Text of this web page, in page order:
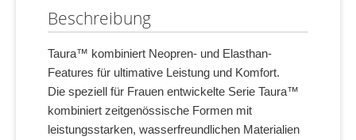
Beschreibung
Taura™ kombiniert Neopren- und Elasthan-
Features für ultimative Leistung und Komfort.
Die speziell für Frauen entwickelte Serie Taura™
kombiniert zeitgenössische Formen mit
leistungsstarken, wasserfreundlichen Materialien